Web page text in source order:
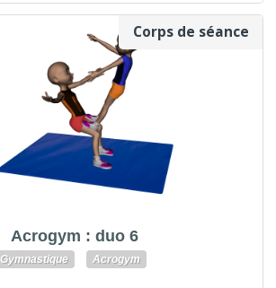
Corps de séance
Acrogym : duo 6
Gymnastique Acrogym